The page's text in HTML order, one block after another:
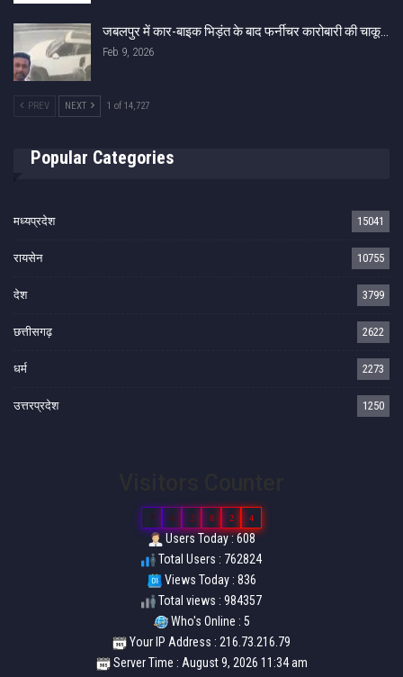
जबलपुर में कार-बाइक भिड़ंत के बाद फर्नीचर कारोबारी की चाकू…
Feb 9, 2026
PREV NEXT 1 of 14,727
Popular Categories
मध्यप्रदेश 15041
रायसेन 10755
देश 3799
छत्तीसगढ़ 2622
धर्म 2273
उत्तरप्रदेश 1250
7 6 2 8 2 4
Users Today : 608
Total Users : 762824
Views Today : 836
Total views : 984357
Who's Online : 5
Your IP Address : 216.73.216.79
Server Time : August 9, 2026 11:34 am